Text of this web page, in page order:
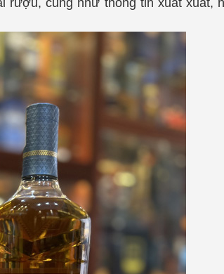
cũng như thông tin xuất xuất,